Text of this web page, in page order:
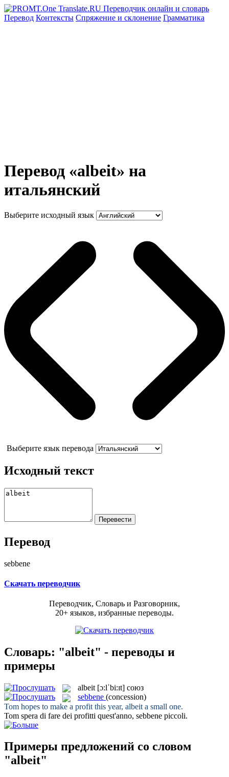
Перевод Контексты Спряжение и склонение Грамматика
Перевод «albeit» на
итальянский
Выберите исходный язык
Выберите язык перевода
Исходный текст
Перевод
sebbene
Скачать переводчик
Переводчик, Словарь и Разговорник,
20+ языков, избранные переводы.
Словарь: "albeit" - переводы и
примеры
albeit [ɔ:lˈbi:ɪt] союз
sebbene (concession)
Tom hopes to make a profit this year, albeit a small one.
Tom spera di fare dei profitti quest'anno, sebbene piccoli.
Примеры предложений со словом
"albeit"